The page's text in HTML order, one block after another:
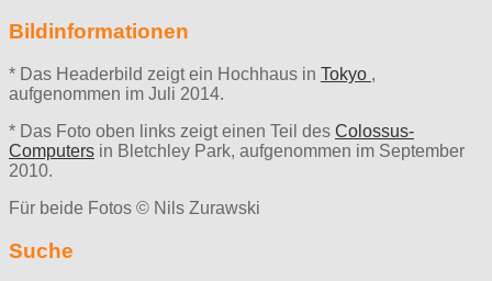
Bildinformationen
* Das Headerbild zeigt ein Hochhaus in Tokyo ,
aufgenommen im Juli 2014.
* Das Foto oben links zeigt einen Teil des Colossus-
Computers in Bletchley Park, aufgenommen im September
2010.
Für beide Fotos © Nils Zurawski
Suche